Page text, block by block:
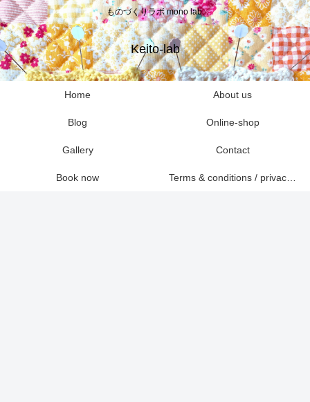
ものづくりラボ mono lab.
Keito-lab
Home About us
Blog Online-shop
Gallery Contact
Book now Terms & conditions / privacy policies